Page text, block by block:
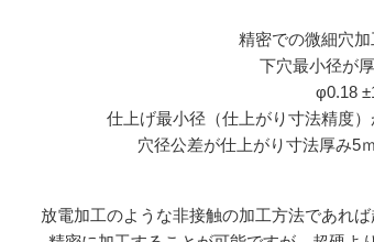
精密での微細穴加
下穴最小径が
φ0.18
仕上げ最小径（仕上がり寸法精度）
穴径公差が仕上がり寸法厚み5
放電加工のような非接触の加工方法であれ